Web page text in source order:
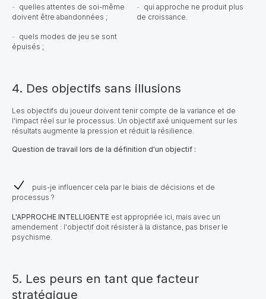
quelles attentes de soi-même
doivent être abandonnées ;
quels modes de jeu se sont
épuisés ;
qui approche ne produit plus
de croissance.
4. Des objectifs sans illusions
Les objectifs du joueur doivent tenir compte de la variance et de
l'impact réel sur le processus. Un objectif axé uniquement sur les
résultats augmente la pression et réduit la résilience.
Question de travail lors de la définition d'un objectif :
puis-je influencer cela par le biais de décisions et de
processus ?
L'APPROCHE INTELLIGENTE est appropriée ici, mais avec un
amendement : l'objectif doit résister à la distance, pas briser le
psychisme.
5. Les peurs en tant que facteur
stratégique